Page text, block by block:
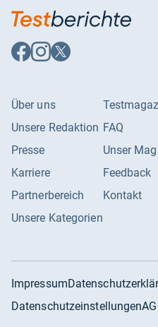
Auf
Facebook
Auf
Instagram
Auf
X
Über uns
Unsere Redaktion
Presse
Karriere
Partnerbereich
Unsere Kategorien
FAQ
Unser
Feedback
Kontakt
Impressum
Datenschutzeinstellungen